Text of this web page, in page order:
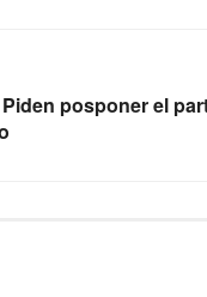
posponer el